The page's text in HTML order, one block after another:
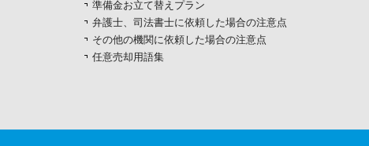
準備金お立て替えプラン
弁護士、司法書士に依頼した場合の注意点
その他の機関に依頼した場合の注意点
任意売却用語集